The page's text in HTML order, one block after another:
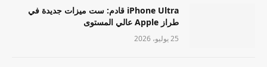
iPhone Ultra قادم: ست ميزات جديدة في
طراز Apple عالي المستوى
25 يوليو، 2026